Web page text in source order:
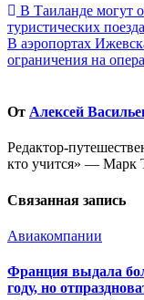
Навигация
по
записям
В Таиланде могут
туристических
В аэропортах
ограничения на
От Алексей
Редактор-
кто учится» — Марк
Связанная запись
Авиакомпании
Франция выдала
году, но